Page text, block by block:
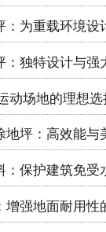
：为重载环境设
：独特设计与强
动场地的理想选
地坪：高效能与
：保护建筑免受
增强地面耐用性